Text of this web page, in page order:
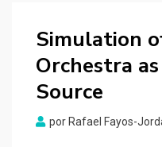
Simulation
Orchestra
Source
por Rafael Fayos-